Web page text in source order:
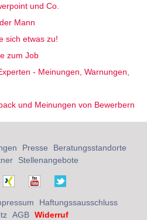
und Co.
Mann
sich etwas zu!
zum Job
- Meinungen, Warnungen,
und Meinungen von Bewerbern
Presse
Beratungsstandorte
Stellenangebote
Haftungssausschluss
AGB Widerruf